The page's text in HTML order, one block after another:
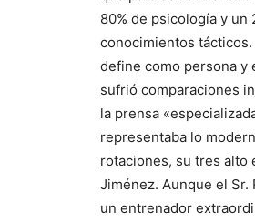
80% de psicología y un
conocimientos
define como persona y
sufrió comparaciones
la prensa
representaba lo
rotaciones, su tres alto
Jiménez. Aunque el Sr.
un entrenador